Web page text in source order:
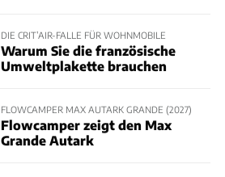
DIE CRIT’AIR-FALLE FÜR WOHNMOBILE
Warum Sie die französische
Umweltplakette brauchen
FLOWCAMPER MAX AUTARK GRANDE (2027)
Flowcamper zeigt den Max
Grande Autark